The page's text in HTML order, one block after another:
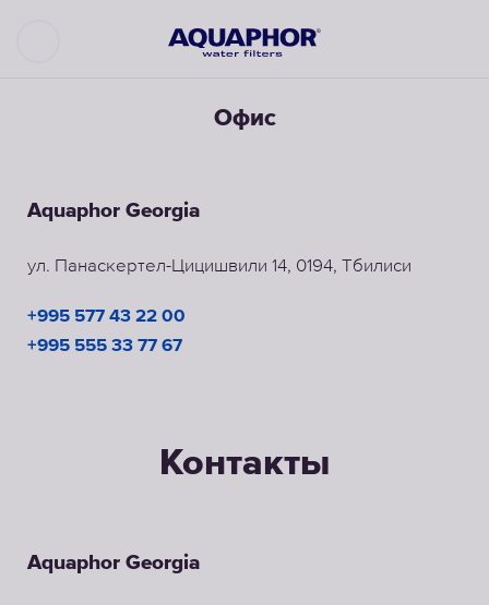
Офис
Aquaphor Georgia
ул. Панаскертел-Цицишвили 14, 0194, Тбилиси
+995 577 43 22 00
+995 555 33 77 67
Контакты
Aquaphor Georgia